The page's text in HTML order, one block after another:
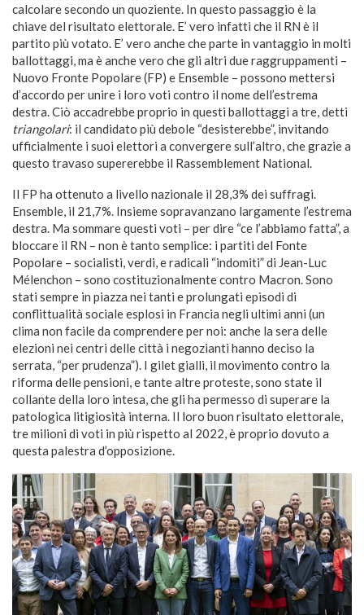
calcolare secondo un quoziente. In questo passaggio è la
chiave del risultato elettorale. E’ vero infatti che il RN è il
partito più votato. E’ vero anche che parte in vantaggio in molti
ballottaggi, ma è anche vero che gli altri due raggruppamenti –
Nuovo Fronte Popolare (FP) e Ensemble – possono mettersi
d’accordo per unire i loro voti contro il nome dell’estrema
destra. Ciò accadrebbe proprio in questi ballottaggi a tre, detti
triangolari: il candidato più debole “desisterebbe”, invitando
ufficialmente i suoi elettori a convergere sull’altro, che grazie a
questo travaso supererebbe il Rassemblement National.
Il FP ha ottenuto a livello nazionale il 28,3% dei suffragi.
Ensemble, il 21,7%. Insieme sopravanzano largamente l’estrema
destra. Ma sommare questi voti – per dire “ce l’abbiamo fatta”, a
bloccare il RN – non è tanto semplice: i partiti del Fonte
Popolare – socialisti, verdi, e radicali “indomiti” di Jean-Luc
Mélenchon – sono costituzionalmente contro Macron. Sono
stati sempre in piazza nei tanti e prolungati episodi di
conflittualità sociale esplosi in Francia negli ultimi anni (un
clima non facile da comprendere per noi: anche la sera delle
elezioni nei centri delle città i negozianti hanno deciso la
serrata, “per prudenza”). I gilet gialli, il movimento contro la
riforma delle pensioni, e tante altre proteste, sono state il
collante della loro intesa, che gli ha permesso di superare la
patologica litigiosità interna. Il loro buon risultato elettorale,
tre milioni di voti in più rispetto al 2022, è proprio dovuto a
questa palestra d’opposizione.